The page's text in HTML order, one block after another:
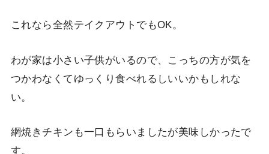
これなら全然テイクアウトでもOK。
わが家は小さい子供がいるので、こっちの方が気を
つかわなくてゆっくり食べれるしいいかもしれな
い。
網焼きチキンも一口もらいましたが美味しかったで
す。